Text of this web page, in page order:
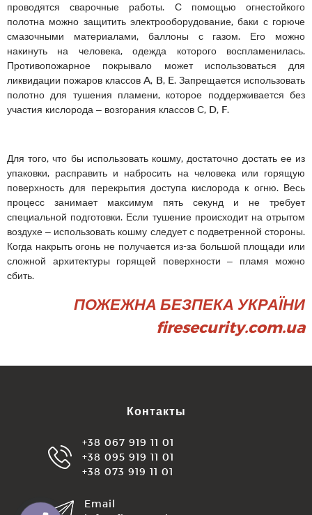
проводятся сварочные работы. С помощью огнестойкого
полотна можно защитить электрооборудование, баки с горюче
смазочными материалами, баллоны с газом. Его можно
накинуть на человека, одежда которого воспламенилась.
Противопожарное покрывало может использоваться для
ликвидации пожаров классов A, B, E. Запрещается использовать
полотно для тушения пламени, которое поддерживается без
участия кислорода – возгорания классов С, D, F.
Для того, что бы использовать кошму, достаточно достать ее из
упаковки, расправить и набросить на человека или горящую
поверхность для перекрытия доступа кислорода к огню. Весь
процесс занимает максимум пять секунд и не требует
специальной подготовки. Если тушение происходит на отрытом
воздухе – использовать кошму следует с подветренной стороны.
Когда накрыть огонь не получается из-за большой площади или
сложной архитектуры горящей поверхности – пламя можно
сбить.
ПОЖЕЖНА БЕЗПЕКА УКРАЇНИ
firesecurity.com.ua
Контакты
+38 067 919 11 01
+38 095 919 11 01
+38 073 919 11 01
Email